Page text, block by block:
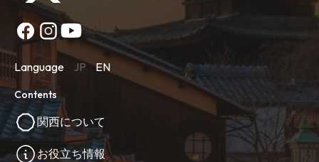
Language JP EN
Contents
関西について
お役立ち情報